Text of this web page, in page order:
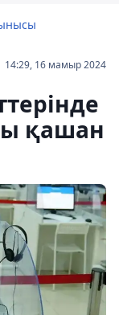
14:29, 16 мамыр 2024
қашан